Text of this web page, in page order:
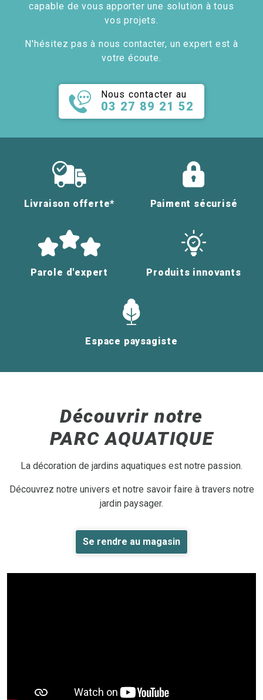
capable de vous apporter une solution à tous
vos projets.
N'hésitez pas à nous contacter, un expert est à
votre écoute.
Nous contacter au
03 27 89 21 52
Livraison offerte* Paiment sécurisé
Parole d'expert Produits innovants
Espace paysagiste
Découvrir notre
PARC AQUATIQUE
La décoration de jardins aquatiques est notre passion.
Découvrez notre univers et notre savoir faire à travers notre
jardin paysager.
Se rendre au magasin